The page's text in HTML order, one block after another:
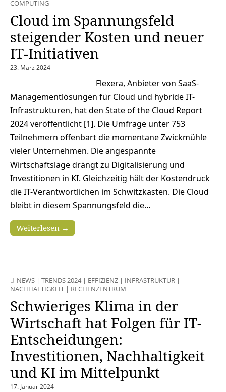
COMPUTING
Cloud im Spannungsfeld
steigender Kosten und neuer
IT-Initiativen
23. März 2024
Flexera, Anbieter von SaaS-
Managementlösungen für Cloud und hybride IT-
Infrastrukturen, hat den State of the Cloud Report
2024 veröffentlicht [1]. Die Umfrage unter 753
Teilnehmern offenbart die momentane Zwickmühle
vieler Unternehmen. Die angespannte
Wirtschaftslage drängt zu Digitalisierung und
Investitionen in KI. Gleichzeitig hält der Kostendruck
die IT-Verantwortlichen im Schwitzkasten. Die Cloud
bleibt in diesem Spannungsfeld die…
Weiterlesen →
NEWS | TRENDS 2024| EFFIZIENZ | INFRASTRUKTUR |
NACHHALTIGKEIT | RECHENZENTRUM
Schwieriges Klima in der
Wirtschaft hat Folgen für IT-
Entscheidungen:
Investitionen, Nachhaltigkeit
und KI im Mittelpunkt
17. Januar 2024